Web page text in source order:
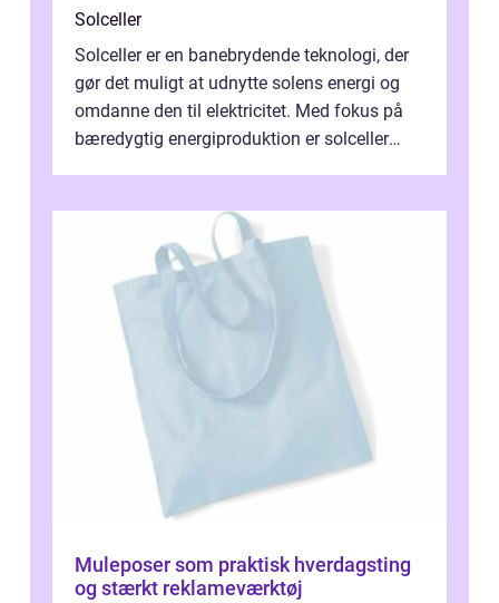
Solceller
Solceller er en banebrydende teknologi, der
gør det muligt at udnytte solens energi og
omdanne den til elektricitet. Med fokus på
bæredygtig energiproduktion er solceller
Muleposer som praktisk hverdagsting
og stærkt reklameværktøj